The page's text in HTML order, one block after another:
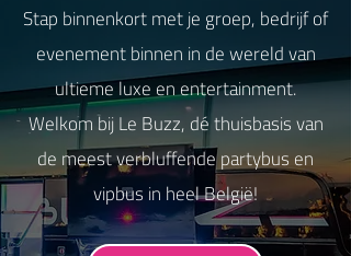
Stap binnenkort met je groep, bedrijf of
evenement binnen in de wereld van
ultieme luxe en entertainment.
Welkom bij Le Buzz, dé thuisbasis van
de meest verbluffende partybus en
vipbus in heel België!